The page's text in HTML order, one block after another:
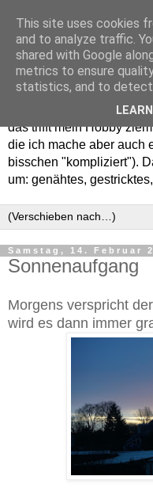
Willkommen in meinem
das trifft mein Hobby
die ich mache aber auch
bisschen "kompliziert").
um: genähtes,
Samstag, 14. Februar
Sonnenaufgang
Morgens verspricht
wird es dann immer
This site uses cookies
and to analyze traffic.
shared with Google
metrics to ensure
statistics, and to detect